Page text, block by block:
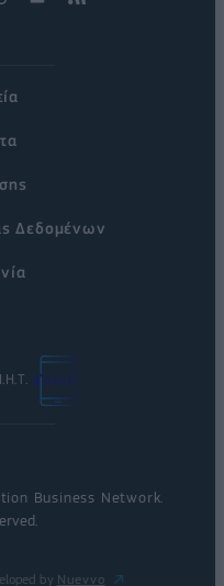
Δεδομένων
Business Network
by Nuevvo